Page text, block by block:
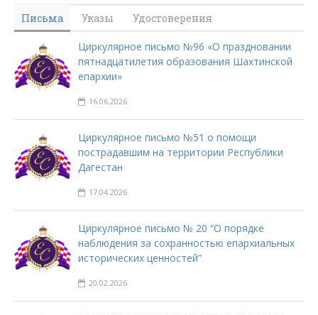
Письма
Указы Удостоверения
Циркулярное письмо №96 «О праздновании
пятнадцатилетия образования Шахтинской
епархии»
16.06.2026
Циркулярное письмо №51 о помощи
пострадавшим на территории Республики
Дагестан
17.04.2026
Циркулярное письмо № 20 “О порядке
наблюдения за сохранностью епархиальных
исторических ценностей”
20.02.2026